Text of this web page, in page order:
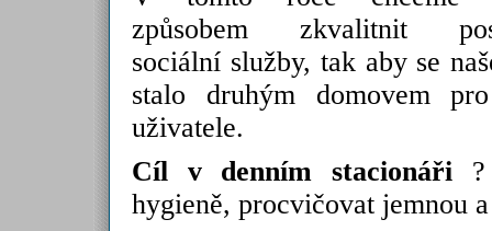
způsobem zkvalitnit
sociální služby, tak aby se
stalo druhým domovem
uživatele.
Cíl v denním stacionáři ?
hygieně, procvičovat jemnou